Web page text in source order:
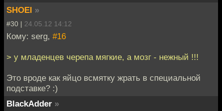
SHOEI »
#30 | 24.05.12 14:12
Кому: serg, #16
> у младенцев черепа мягкие, а мозг - нежный !!!
Это вроде как яйцо всмятку жрать в специальной
подставке? :)
BlackAdder »